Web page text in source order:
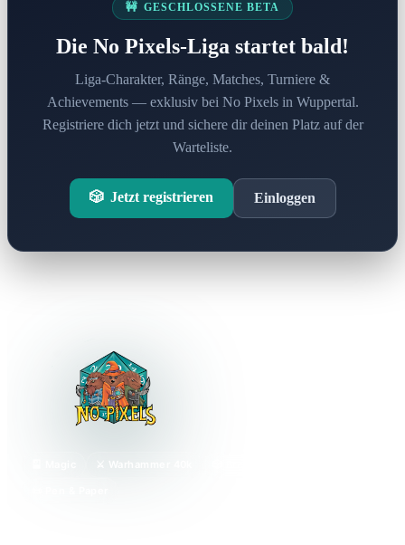
🚧 GESCHLOSSENE BETA
Die No Pixels-Liga startet bald!
Liga-Charakter, Ränge, Matches, Turniere &
Achievements — exklusiv bei No Pixels in Wuppertal.
Registriere dich jetzt und sichere dir deinen Platz auf der
Warteliste.
🎲 Jetzt registrieren Einloggen